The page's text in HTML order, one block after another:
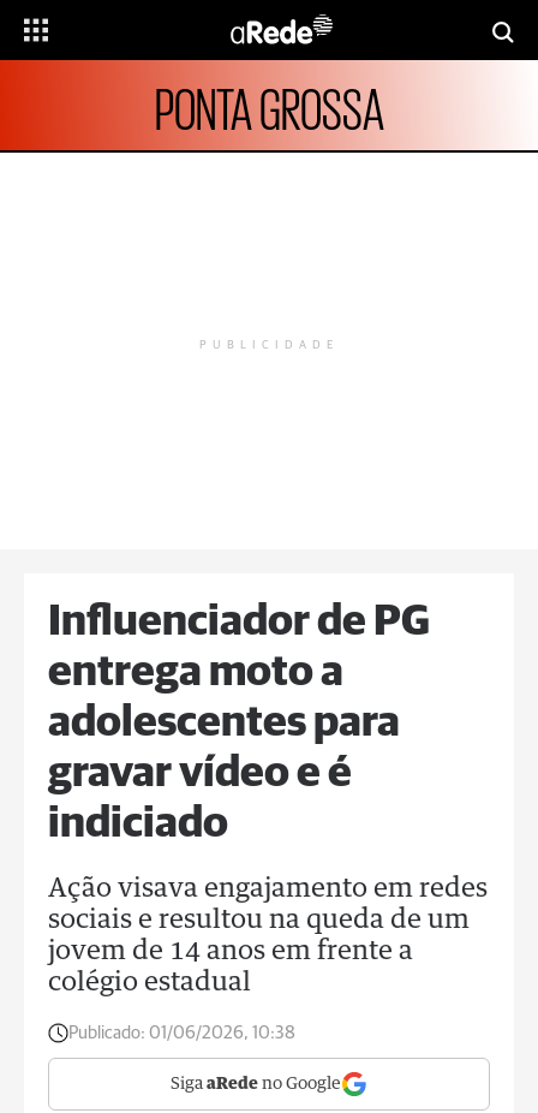
PONTA GROSSA
PUBLICIDADE
Influenciador de PG
entrega moto a
adolescentes para
gravar vídeo e é
indiciado
Ação visava engajamento em redes
sociais e resultou na queda de um
jovem de 14 anos em frente a
colégio estadual
Publicado: 01/06/2026, 10:38
Siga aRede no Google